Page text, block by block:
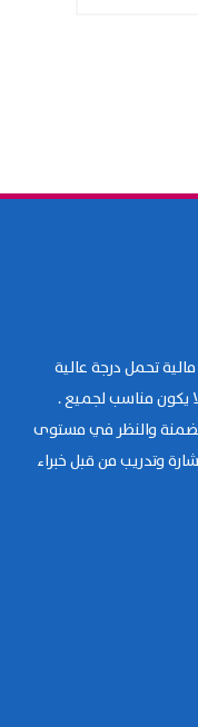
تحمل درجة عالية
يكون مناسب لجميع .
والنظر في مستوى
وتدريب من قبل خبراء